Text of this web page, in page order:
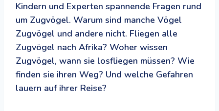
Kindern und Experten spannende Fragen rund
um Zugvögel. Warum sind manche Vögel
Zugvögel und andere nicht. Fliegen alle
Zugvögel nach Afrika? Woher wissen
Zugvögel, wann sie losfliegen müssen? Wie
finden sie ihren Weg? Und welche Gefahren
lauern auf ihrer Reise?